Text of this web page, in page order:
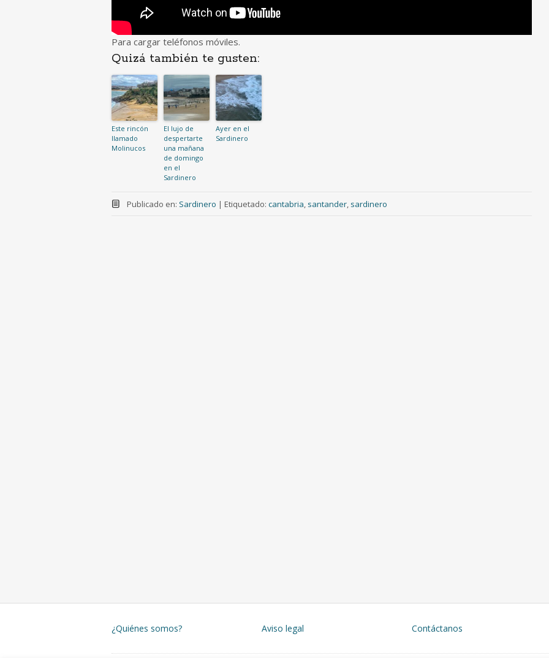
Para cargar teléfonos móviles.
Quizá también te gusten:
Este rincón
llamado
Molinucos
El lujo de
despertarte
una mañana
de domingo
en el
Sardinero
Ayer en el
Sardinero
Publicado en: Sardinero | Etiquetado: cantabria, santander, sardinero
¿Quiénes somos? Aviso legal Contáctanos